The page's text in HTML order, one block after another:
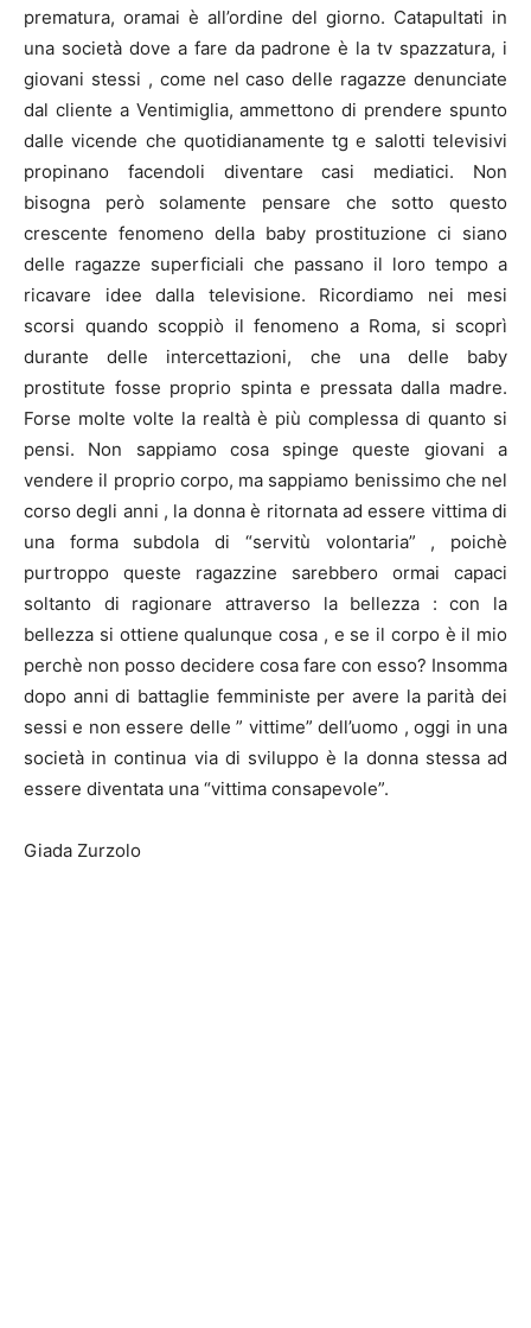
prematura, oramai è all’ordine del giorno. Catapultati in
una società dove a fare da padrone è la tv spazzatura, i
giovani stessi , come nel caso delle ragazze denunciate
dal cliente a Ventimiglia, ammettono di prendere spunto
dalle vicende che quotidianamente tg e salotti televisivi
propinano facendoli diventare casi mediatici. Non
bisogna però solamente pensare che sotto questo
crescente fenomeno della baby prostituzione ci siano
delle ragazze superficiali che passano il loro tempo a
ricavare idee dalla televisione. Ricordiamo nei mesi
scorsi quando scoppiò il fenomeno a Roma, si scoprì
durante delle intercettazioni, che una delle baby
prostitute fosse proprio spinta e pressata dalla madre.
Forse molte volte la realtà è più complessa di quanto si
pensi. Non sappiamo cosa spinge queste giovani a
vendere il proprio corpo, ma sappiamo benissimo che nel
corso degli anni , la donna è ritornata ad essere vittima di
una forma subdola di “servitù volontaria” , poichè
purtroppo queste ragazzine sarebbero ormai capaci
soltanto di ragionare attraverso la bellezza : con la
bellezza si ottiene qualunque cosa , e se il corpo è il mio
perchè non posso decidere cosa fare con esso? Insomma
dopo anni di battaglie femministe per avere la parità dei
sessi e non essere delle ” vittime” dell’uomo , oggi in una
società in continua via di sviluppo è la donna stessa ad
essere diventata una “vittima consapevole”.
Giada Zurzolo